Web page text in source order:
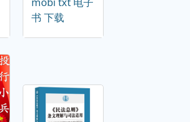
书 下载